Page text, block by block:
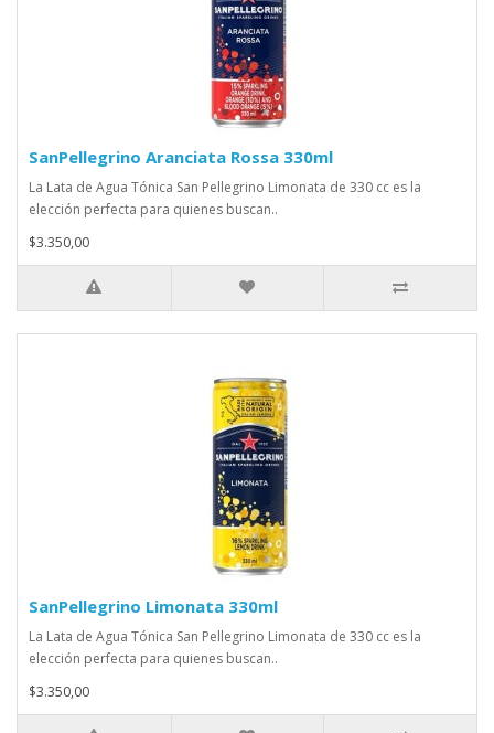
SanPellegrino Aranciata Rossa 330ml
La Lata de Agua Tónica San Pellegrino Limonata de 330 cc es la
elección perfecta para quienes buscan..
$3.350,00
SanPellegrino Limonata 330ml
La Lata de Agua Tónica San Pellegrino Limonata de 330 cc es la
elección perfecta para quienes buscan..
$3.350,00